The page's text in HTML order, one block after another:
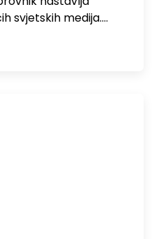
svjetskih medija.…